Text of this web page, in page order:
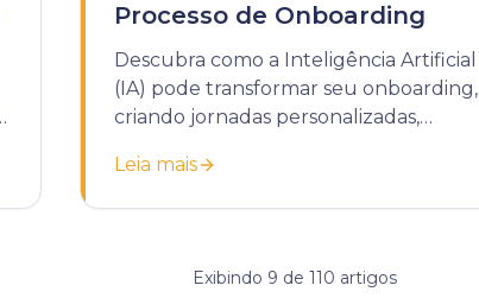
Processo de Onboarding
Descubra como a Inteligência Artificial
(IA) pode transformar seu onboarding,
criando jornadas personalizadas,
a retenção.
Leia mais
Exibindo 9 de 110 artigos